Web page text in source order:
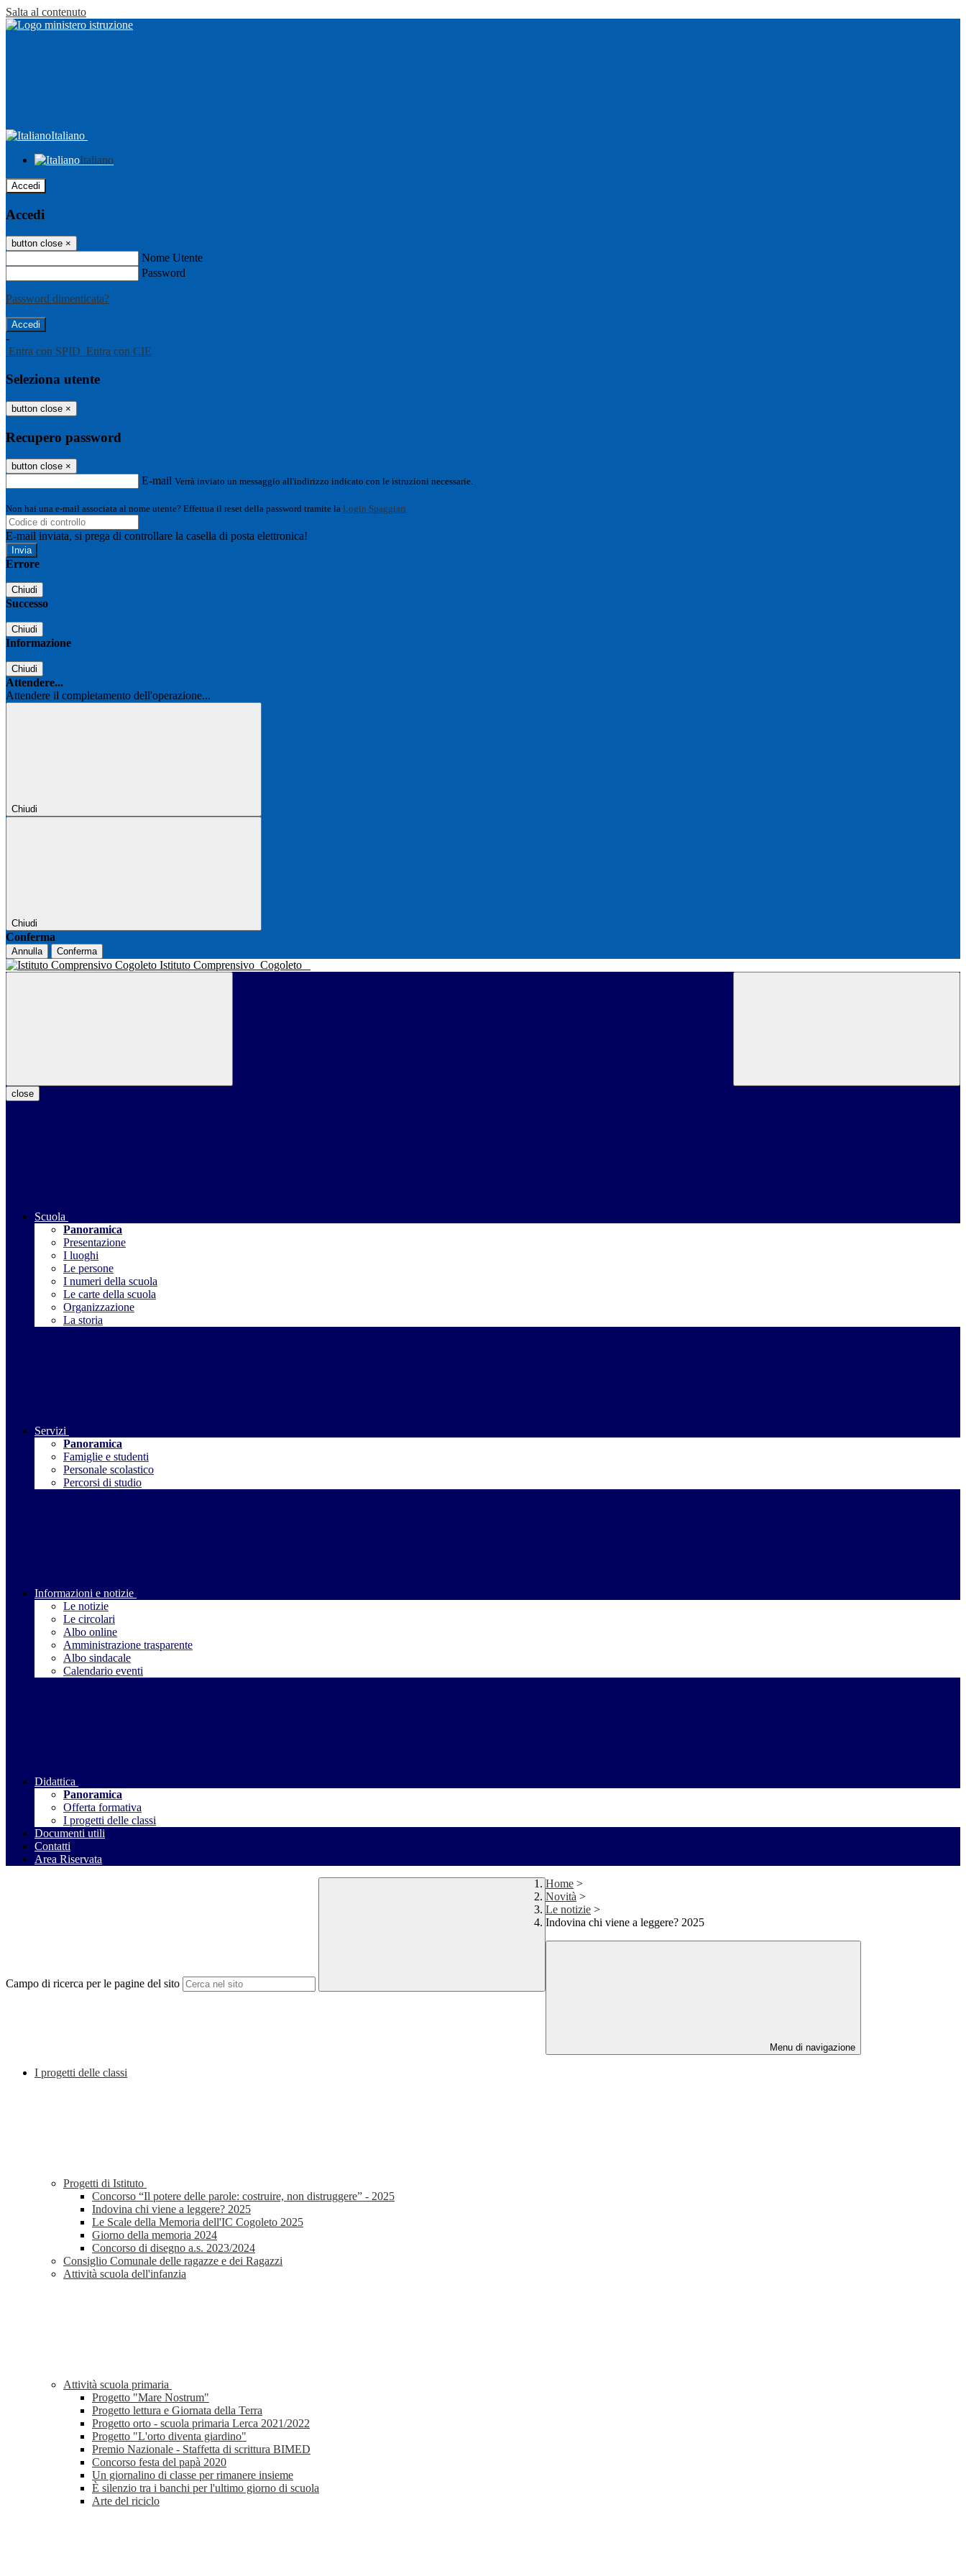
Salta al contenuto
Italiano
Italiano
Accedi
Accedi
button close ×
Nome Utente
Password
Password dimenticata?
-
Entra con SPID Entra con CIE
Seleziona utente
button close ×
Recupero password
button close ×
E-mail Verrà inviato un messaggio all'indirizzo indicato con le istruzioni necessarie.
Non hai una e-mail associata al nome utente? Effettua il reset della password tramite la Login Spaggiari
E-mail inviata, si prega di controllare la casella di posta elettronica!
Errore
Chiudi
Successo
Chiudi
Informazione
Chiudi
Attendere...
Attendere il completamento dell'operazione...
Chiudi
Chiudi
Conferma
Annulla Conferma
Istituto Comprensivo Cogoleto
close
Scuola
Panoramica
Presentazione
I luoghi
Le persone
I numeri della scuola
Le carte della scuola
Organizzazione
La storia
Servizi
Panoramica
Famiglie e studenti
Personale scolastico
Percorsi di studio
Informazioni e notizie
Le notizie
Le circolari
Albo online
Amministrazione trasparente
Albo sindacale
Calendario eventi
Didattica
Panoramica
Offerta formativa
I progetti delle classi
Documenti utili
Contatti
Area Riservata
Campo di ricerca per le pagine del sito
Home >
Novità >
Le notizie >
Indovina chi viene a leggere? 2025
Menu di navigazione
I progetti delle classi
Progetti di Istituto
Concorso “Il potere delle parole: costruire, non distruggere” - 2025
Indovina chi viene a leggere? 2025
Le Scale della Memoria dell'IC Cogoleto 2025
Giorno della memoria 2024
Concorso di disegno a.s. 2023/2024
Consiglio Comunale delle ragazze e dei Ragazzi
Attività scuola dell'infanzia
Attività scuola primaria
Progetto "Mare Nostrum"
Progetto lettura e Giornata della Terra
Progetto orto - scuola primaria Lerca 2021/2022
Progetto "L'orto diventa giardino"
Premio Nazionale - Staffetta di scrittura BIMED
Concorso festa del papà 2020
Un giornalino di classe per rimanere insieme
È silenzio tra i banchi per l'ultimo giorno di scuola
Arte del riciclo